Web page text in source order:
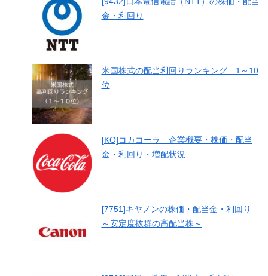
金・利回り
米国株式の配当利回りランキング 1～10
位
[KO]コカコーラ 企業概要・株価・配当
金・利回り・増配状況
[7751]キヤノンの株価・配当金・利回り
～安定度抜群の高配当株～